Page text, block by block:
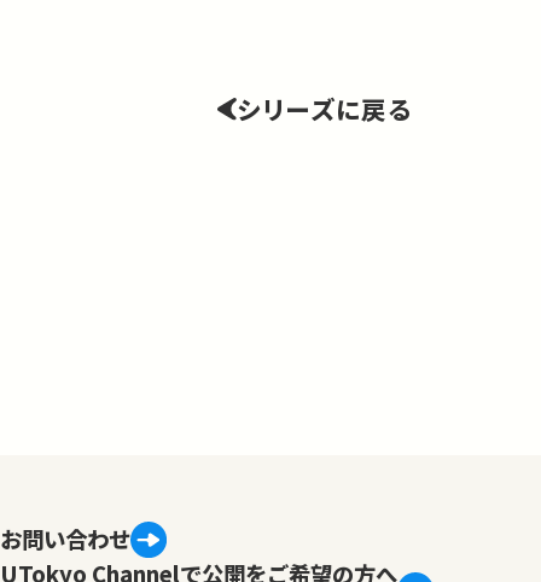
シリーズに戻る
お問い合わせ
UTokyo Channelで公開をご希望の方へ